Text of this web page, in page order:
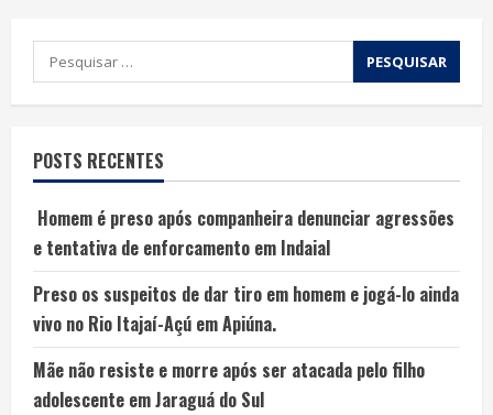
POSTS RECENTES
Homem é preso após companheira denunciar agressões
e tentativa de enforcamento em Indaial
Preso os suspeitos de dar tiro em homem e jogá-lo ainda
vivo no Rio Itajaí-Açú em Apiúna.
Mãe não resiste e morre após ser atacada pelo filho
adolescente em Jaraguá do Sul